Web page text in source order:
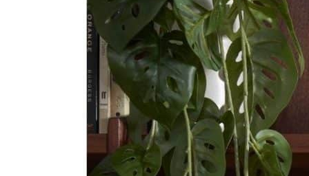
Klipsch ProMedia Heritage 2.1
Färg: Valnöt